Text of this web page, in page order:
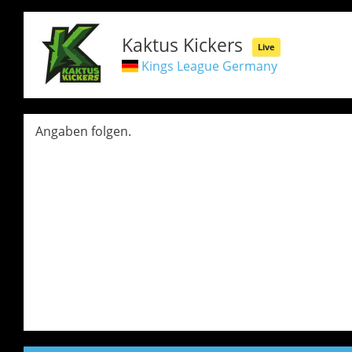
Kaktus Kickers Live
Kings League Germany
Angaben folgen.